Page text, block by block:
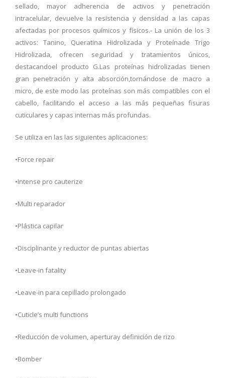
sellado, mayor adherencia de activos y penetración
intracelular, devuelve la resistencia y densidad a las capas
afectadas por procesos químicos y físicos.- La unión de los 3
activos: Tanino, Queratina Hidrolizada y Proteínade Trigo
Hidrolizada, ofrecen seguridad y tratamientos únicos,
destacandoel producto G.Las proteínas hidrolizadas tienen
gran penetración y alta absorción,tornándose de macro a
micro, de este modo las proteínas son más compatibles con el
cabello, facilitando el acceso a las más pequeñas fisuras
cuticulares y capas internas más profundas.
Se utiliza en las las siguientes aplicaciones:
•Force repair
•Intense pro cauterize
•Multi reparador
•Plástica capilar
•Disciplinante y reductor de puntas abiertas
•Leave-in fatality
•Leave-in para cepillado prolongado
•Cuticle’s multi functions
•Reducción de volumen, aperturay definición de rizo
•Bomber